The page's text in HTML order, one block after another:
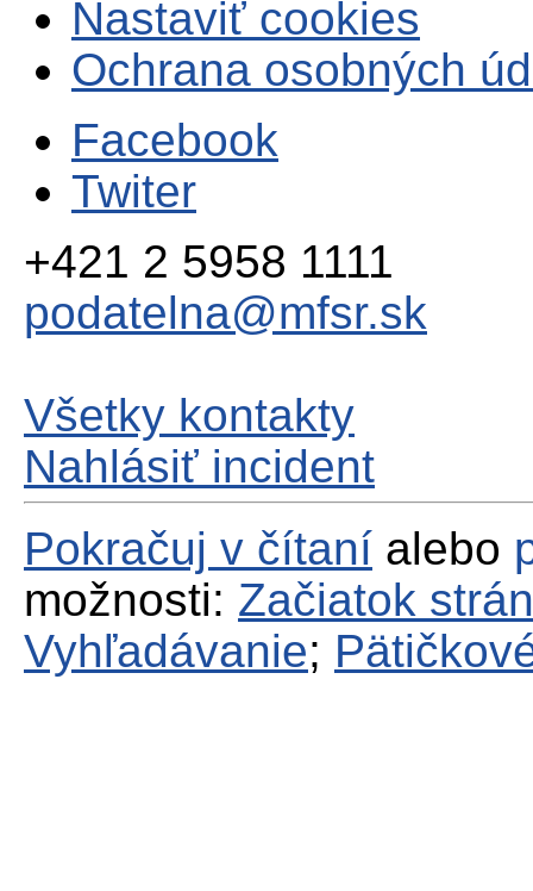
Nastaviť cookies
Ochrana osobných
Facebook
Twiter
+421 2 5958 1111
podatelna@mfsr.sk
Všetky kontakty
Nahlásiť incident
Pokračuj v čítaní alebo
možnosti: Začiatok
Vyhľadávanie;